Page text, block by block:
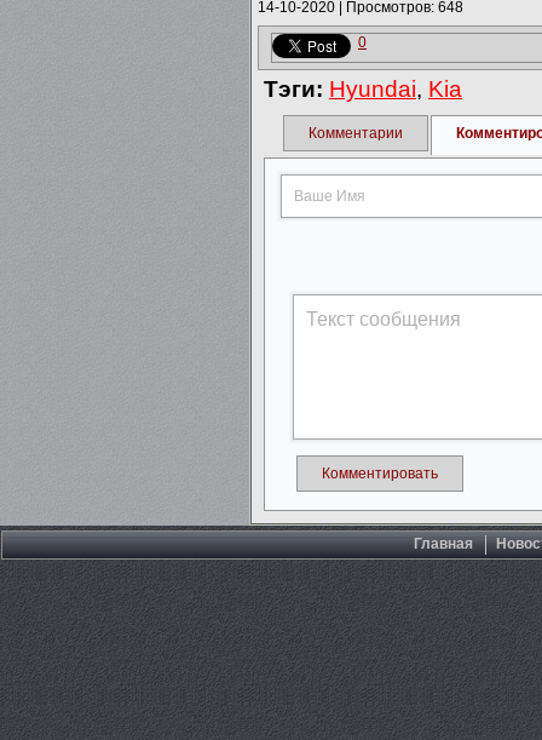
14-10-2020 Просмотров: 648
0
Тэги: Hyundai, Kia
Комментарии
Комментировать
Главная